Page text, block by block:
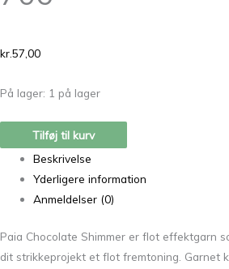
kr.57,00
På lager: 1 på lager
Tilføj til kurv
Beskrivelse
Yderligere information
Anmeldelser (0)
Paia Chocolate Shimmer er flot effektgarn
dit strikkeprojekt et flot fremtoning. Garnet